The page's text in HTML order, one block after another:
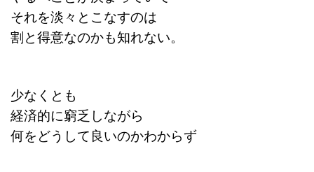
それを淡々とこなすのは
割と得意なのかも知れない。
少なくとも
経済的に窮乏しながら
何をどうして良いのかわからず